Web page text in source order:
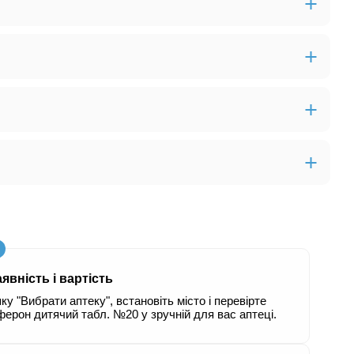
і вартість
"Вибрати аптеку", встановіть місто і перевірте
дитячий табл. №20 у зручній для вас аптеці.